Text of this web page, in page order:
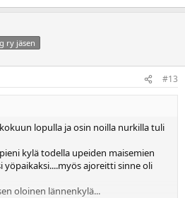
ry jäsen
#13
lopulla ja osin noilla nurkilla tuli
kylä todella upeiden maisemien
yöpaikaksi....myös ajoreitti sinne oli
oloinen lännenkylä...